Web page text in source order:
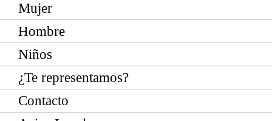
Mujer
Hombre
Niños
¿Te representamos?
Contacto